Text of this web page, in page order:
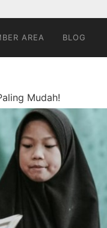
AREA BLOG
Mudah!